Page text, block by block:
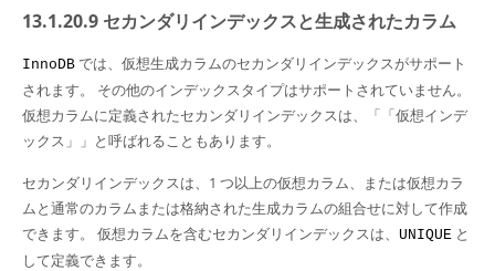
More
MySQL.com
Downloads
Developer Zone
13.1.20.9 セカンダリインデックスと生成されたカラム
InnoDB では、仮想生成カラムのセカンダリインデックスがサポート
されます。 その他のインデックスタイプはサポートされていません。
仮想カラムに定義されたセカンダリインデックスは、
「 「仮想インデ
ックス」
」 と呼ばれることもあります。
セカンダリインデックスは、1 つ以上の仮想カラム、または仮想カラ
ムと通常のカラムまたは格納された生成カラムの組合せに対して作成
できます。 仮想カラムを含むセカンダリインデックスは、 UNIQUE と
して定義できます。